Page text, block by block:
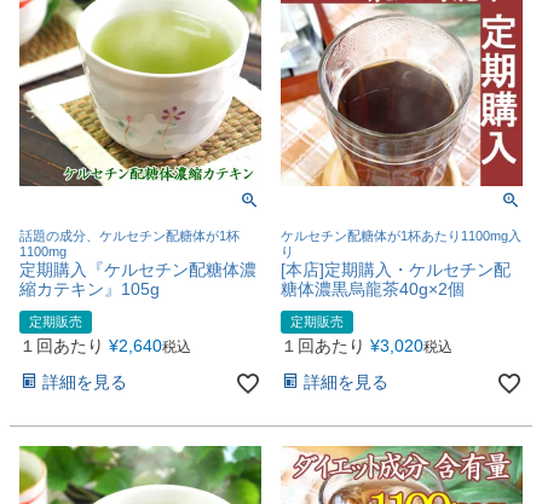
話題の成分、ケルセチン配糖体が1杯
1100mg
定期購入『ケルセチン配糖体濃
縮カテキン』105g
定期販売
１回あたり ¥2,640税込
詳細を見る
ケルセチン配糖体が1杯あたり1100mg入
り
[本店]定期購入・ケルセチン配
糖体濃黒烏龍茶40g×2個
定期販売
１回あたり ¥3,020税込
詳細を見る